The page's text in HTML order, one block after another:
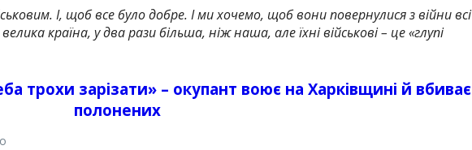
І, щоб все було добре. І ми хочемо, щоб вони повернулися з війни всі
країна, у два рази більша, ніж наша, але їхні військові – це «глупі
трохи зарізати» – окупант воює на Харківщині й вбиває
полонених